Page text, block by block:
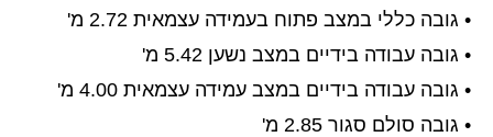
במצב פתוח בעמידה עצמאית 2.72 מ'
בידיים במצב נשען 5.42 מ'
בידיים במצב עמידה עצמאית 4.00 מ'
2.85 מ'